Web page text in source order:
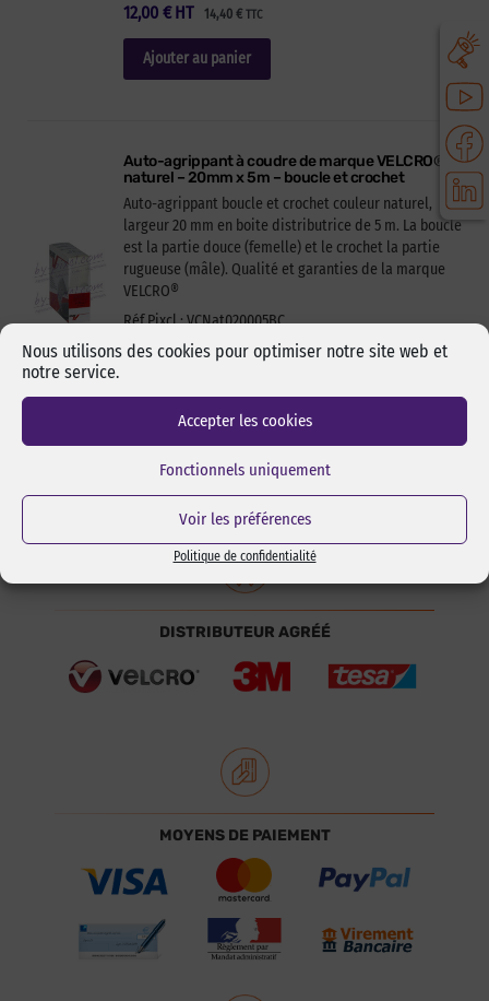
Nous utilisons des cookies pour optimiser notre site web et
notre service.
Accepter les cookies
Fonctionnels uniquement
Voir les préférences
Politique de confidentialité
12,00 € 14,40 €TTC
HT
Ajouter au panier
Auto-agrippant à coudre de marque VELCRO® –
naturel – 20mm x 5m – boucle et crochet
Auto-agrippant boucle et crochet couleur naturel,
largeur 20 mm en boite distributrice de 5 m. La boucle
est la partie douce (femelle) et le crochet la partie
rugueuse (mâle). Qualité et garanties de la marque
VELCRO®
Réf Pixcl : VCNat020005BC
12,00€ 14,40€ TTC
HT
Ajouter au panier
DISTRIBUTEUR AGRÉÉ
MOYENS DE PAIEMENT